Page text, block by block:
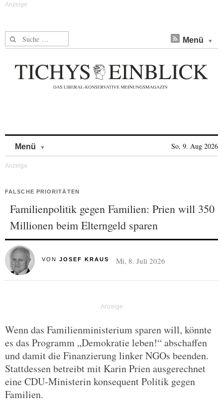
Suche nach: Menü
Menü So, 9. Aug 2026
FALSCHE PRIORITÄTEN
Familienpolitik gegen Familien: Prien will 350
Millionen beim Elterngeld sparen
VON JOSEF KRAUS Mi, 8. Juli 2026
Wenn das Familienministerium sparen will, könnte
es das Programm „Demokratie leben!“ abschaffen
und damit die Finanzierung linker NGOs beenden.
Stattdessen betreibt mit Karin Prien ausgerechnet
eine CDU-Ministerin konsequent Politik gegen
Familien.